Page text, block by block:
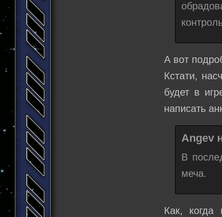
А вот
Кстати,
будет в
написать
Angev
В
меча.
Как, когда